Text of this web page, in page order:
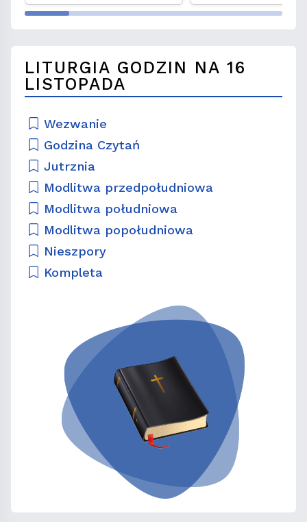
LITURGIA GODZIN NA 16
LISTOPADA
Wezwanie
Godzina Czytań
Jutrznia
Modlitwa przedpołudniowa
Modlitwa południowa
Modlitwa popołudniowa
Nieszpory
Kompleta